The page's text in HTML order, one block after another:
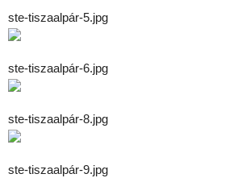
ste-tiszaalpár-5.jpg
ste-tiszaalpár-6.jpg
ste-tiszaalpár-8.jpg
ste-tiszaalpár-9.jpg